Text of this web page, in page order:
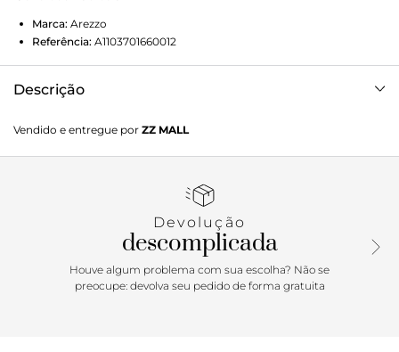
Marca: Arezzo
Referência: A1103701660012
Descrição
revestido em linho, e bico redondo. Traz tira média sobre os
dedos. Aberta, possui tira fina que sai das laterais, se cruza
metálica lateral. Com palmilha da cor do modelo e
Vendido e entregue por ZZ MALL
Devolução
descomplicada
Houve algum problema com sua escolha? Não se
preocupe: devolva seu pedido de forma gratuita